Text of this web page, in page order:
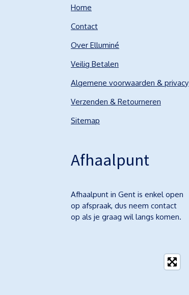
Home
Contact
Over Elluminé
Veilig Betalen
Algemene voorwaarden & privacy
Verzenden & Retourneren
Sitemap
Afhaalpunt
Afhaalpunt in Gent is enkel open
op afspraak, dus neem contact
op als je graag wil langs komen.